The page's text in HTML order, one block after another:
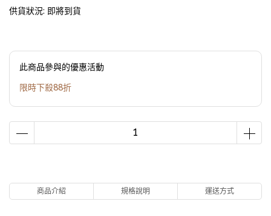
供貨狀況: 即將到貨
此商品參與的優惠活動
限時下殺88折
商品介紹 規格說明 運送方式